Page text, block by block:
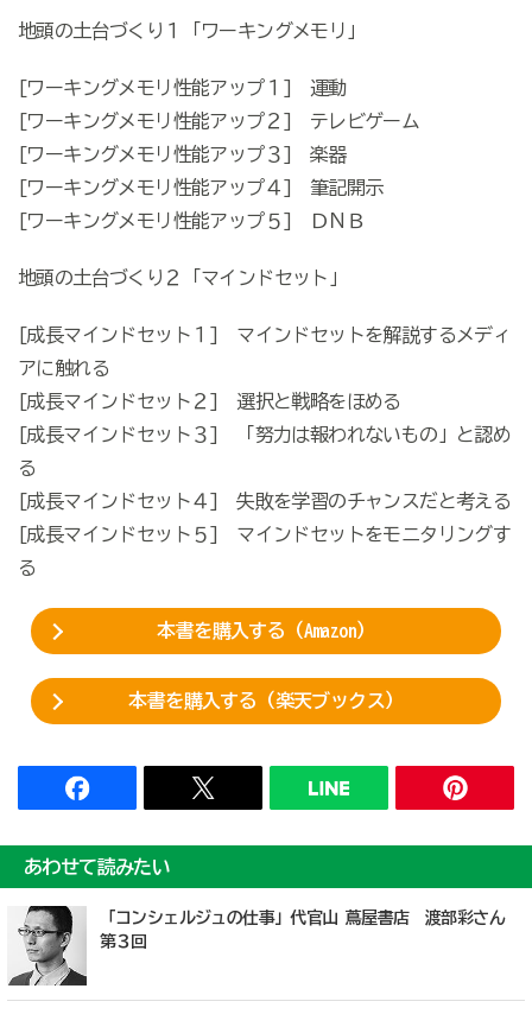
地頭の土台づくり１「ワーキングメモリ」
[ワーキングメモリ性能アップ１] 運動
[ワーキングメモリ性能アップ２] テレビゲーム
[ワーキングメモリ性能アップ３] 楽器
[ワーキングメモリ性能アップ４] 筆記開示
[ワーキングメモリ性能アップ５] ＤＮＢ
地頭の土台づくり２「マインドセット」
[成長マインドセット１] マインドセットを解説するメディ
アに触れる
[成長マインドセット２] 選択と戦略をほめる
[成長マインドセット３] 「努力は報われないもの」と認め
る
[成長マインドセット４] 失敗を学習のチャンスだと考える
[成長マインドセット５] マインドセットをモニタリングす
る
本書を購入する（Amazon）
本書を購入する（楽天ブックス）
あわせて読みたい
「コンシェルジュの仕事」代官山 蔦屋書店 渡部彩さん
第３回